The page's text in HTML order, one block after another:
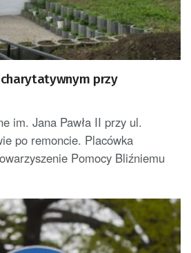
przy
im. Jana Pawła II przy ul.
po remoncie. Placówka
Pomocy Bliźniemu